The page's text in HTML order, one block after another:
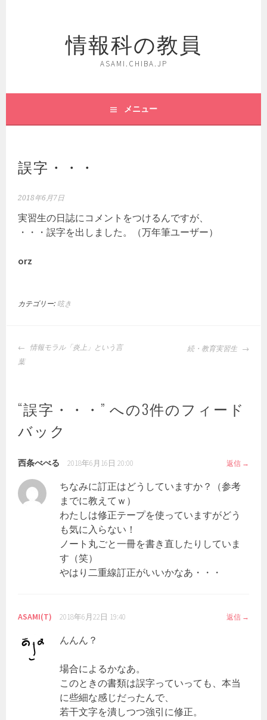
ス
ッ
情報科の教員
ASAMI.CHIBA.JP
メニュー
誤字・・・
2018年6月7日
実習生の日誌にコメントをつけるんですが、
・・・誤字を出しました。（万年筆ユーザー）
orz
カテゴリー: 呟き
投
稿
ゲ
ー
シ
ン
情報モラル「炎上」という言
葉
続・教育実習生
“誤字・・・ ” への3件のフィード
バック
西条べべる 2018年6月16日 20:00 返信
ちなみに訂正はどうしていますか？（参考
までに教えてｗ）
わたしは修正テープを使っていますがどう
も気に入らない！
ノート丸ごと一冊を書き直したりしていま
す（笑）
やはり二重線訂正がいいかなあ・・・
ASAMI(T) 2018年6月22日 19:40 返信
んんん？
場合によるかなあ。
このときの書類は誤字っていっても、本当
に些細な感じだったんで、
若干文字を潰しつつ強引に修正。